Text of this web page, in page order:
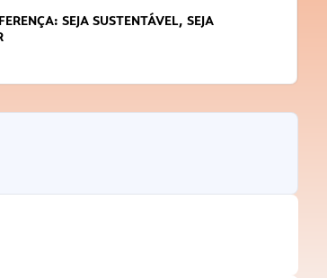
SEJA SUSTENTÁVEL, SEJA